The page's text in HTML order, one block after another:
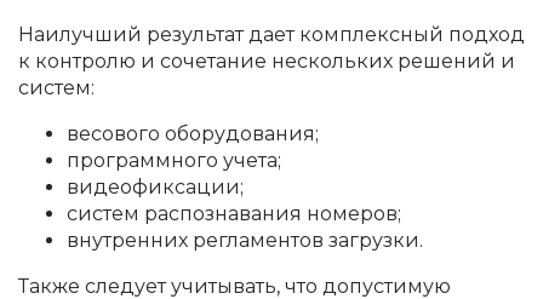
Наилучший результат дает комплексный подход
к контролю и сочетание нескольких решений и
систем:
весового оборудования;
программного учета;
видеофиксации;
систем распознавания номеров;
внутренних регламентов загрузки.
Также следует учитывать, что допустимую